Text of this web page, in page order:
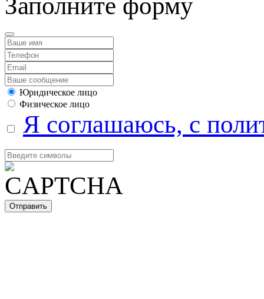
Юридическое лицо
Физическое лицо
Я соглашаюсь, с